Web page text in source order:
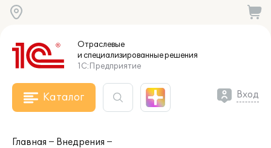
Отраслевые
и специализированныерешения
1С:Предприятие
Каталог Вход
Главная
Внедрения